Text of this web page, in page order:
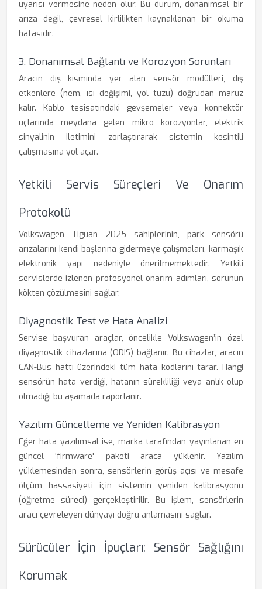
uyarısı vermesine neden olur. Bu durum, donanımsal bir
arıza değil, çevresel kirlilikten kaynaklanan bir okuma
hatasıdır.
3. Donanımsal Bağlantı ve Korozyon Sorunları
Aracın dış kısmında yer alan sensör modülleri, dış
etkenlere (nem, ısı değişimi, yol tuzu) doğrudan maruz
kalır. Kablo tesisatındaki gevşemeler veya konnektör
uçlarında meydana gelen mikro korozyonlar, elektrik
sinyalinin iletimini zorlaştırarak sistemin kesintili
çalışmasına yol açar.
Yetkili Servis Süreçleri Ve Onarım
Protokolü
Volkswagen Tiguan 2025 sahiplerinin, park sensörü
arızalarını kendi başlarına gidermeye çalışmaları, karmaşık
elektronik yapı nedeniyle önerilmemektedir. Yetkili
servislerde izlenen profesyonel onarım adımları, sorunun
kökten çözülmesini sağlar.
Diyagnostik Test ve Hata Analizi
Servise başvuran araçlar, öncelikle Volkswagen’in özel
diyagnostik cihazlarına (ODIS) bağlanır. Bu cihazlar, aracın
CAN-Bus hattı üzerindeki tüm hata kodlarını tarar. Hangi
sensörün hata verdiği, hatanın sürekliliği veya anlık olup
olmadığı bu aşamada raporlanır.
Yazılım Güncelleme ve Yeniden Kalibrasyon
Eğer hata yazılımsal ise, marka tarafından yayınlanan en
güncel 'firmware' paketi araca yüklenir. Yazılım
yüklemesinden sonra, sensörlerin görüş açısı ve mesafe
ölçüm hassasiyeti için sistemin yeniden kalibrasyonu
(öğretme süreci) gerçekleştirilir. Bu işlem, sensörlerin
aracı çevreleyen dünyayı doğru anlamasını sağlar.
Sürücüler İçin İpuçları: Sensör Sağlığını
Korumak